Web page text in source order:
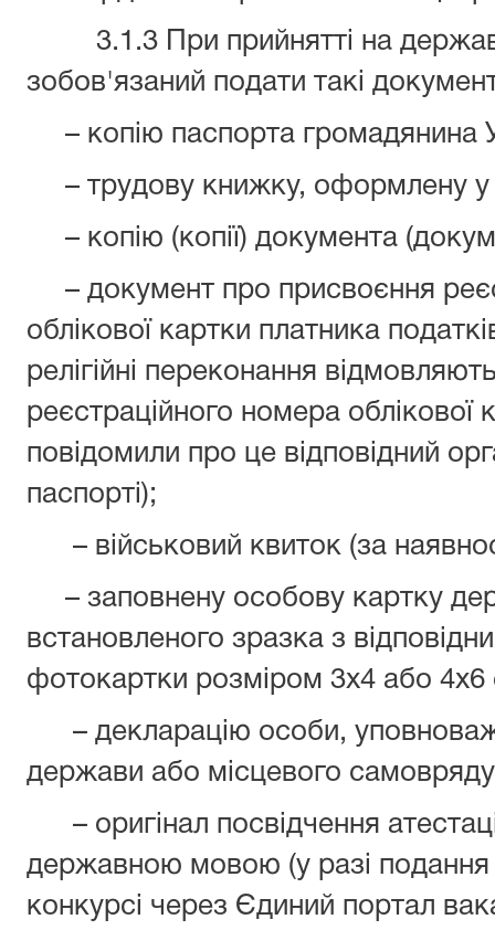
3.1.3 При прийнятті на
зобов'язаний подати такі
– копію паспорта громадянина
– трудову книжку, оформлену у
– копію (копії) документа
– документ про присвоєння
облікової картки платника
релігійні переконання
реєстраційного номера облікової
повідомили про це відповідний
паспорті);
– військовий квиток (за
– заповнену особову картку
встановленого зразка з
фотокартки розміром 3x4 або 4x6
– декларацію особи,
держави або місцевого
– оригінал посвідчення
державною мовою (у разі подання
конкурсі через Єдиний портал